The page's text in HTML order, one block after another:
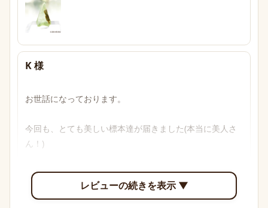
K 様
お世話になっております。
今回も、とても美しい標本達が届きました(本当に美人さ
ん！)
透明感のあるブルーからパープル、多色性がはっきり確認
できて眺めていて楽しいです。
レビューの続きを表示 ▼